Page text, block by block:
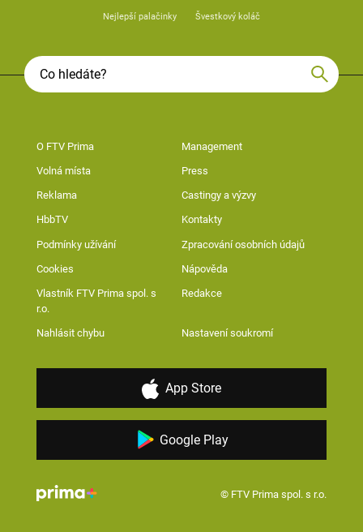
Nejlepší palačinky Švestkový koláč
O FTV Prima Management
Volná místa Press
Reklama Castingy a výzvy
HbbTV Kontakty
Podmínky užívání Zpracování osobních údajů
Cookies Nápověda
Vlastník FTV Prima spol. s
r.o.
Redakce
Nahlásit chybu Nastavení soukromí
App Store
Google Play
© FTV Prima spol. s r.o.